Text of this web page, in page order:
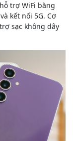
trợ WiFi băng
kết nối 5G. Cơ
sạc không dây